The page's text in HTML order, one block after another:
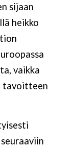
sijaan
heikko
vaikka
tavoitteen